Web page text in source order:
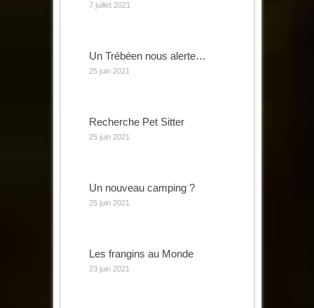
7 juillet 2021
Un Trébéen nous alerte…
25 juin 2021
Recherche Pet Sitter
25 juin 2021
Un nouveau camping ?
25 juin 2021
Les frangins au Monde
23 juin 2021